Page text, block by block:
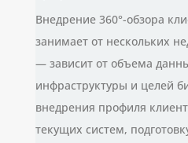
Внедрение 360°-обзора
занимает от нескольких
— зависит от объема
инфраструктуры и целей
внедрения профиля
текущих систем,